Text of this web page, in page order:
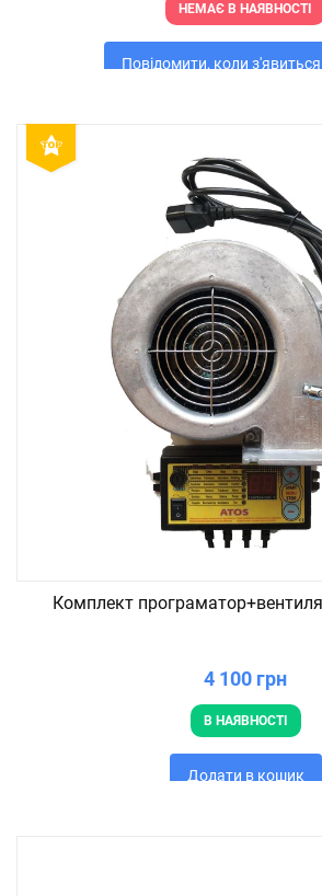
НЕМАЄ В НАЯВНОСТІ
Повідомити, коли з'явиться
Комплект
4 100 грн
В НАЯВНОСТІ
Додати в кошик